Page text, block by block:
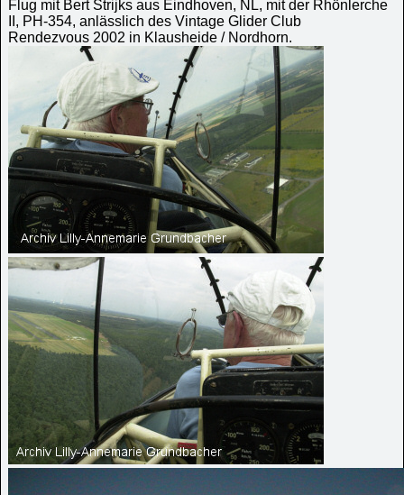
Flug mit Bert Strijks aus Eindhoven, NL, mit der Rhönlerche
II, PH-354, anlässlich des Vintage Glider Club
Rendezvous 2002 in Klausheide / Nordhorn.